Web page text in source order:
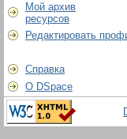
Мой архив
ресурсов
Редактировать
Справка
О DSpace